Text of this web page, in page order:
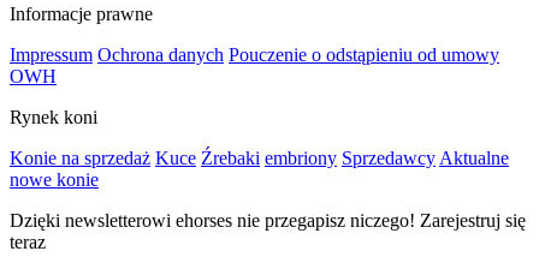
Informacje prawne
Impressum Ochrona danych Pouczenie o odstąpieniu od umowy
OWH
Rynek koni
Konie na sprzedaż Kuce Źrebaki embriony Sprzedawcy Aktualne
nowe konie
Dzięki newsletterowi ehorses nie przegapisz niczego! Zarejestruj się
teraz